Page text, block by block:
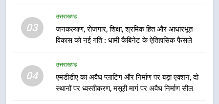
03
उत्तराखण्ड
जनकल्याण, रोजगार, शिक्षा, श्रमिक हित और आधारभूत
विकास को नई गति : धामी कैबिनेट के ऐतिहासिक फैसले
04
उत्तराखण्ड
एमडीडीए का अवैध प्लाटिंग और निर्माण पर बड़ा एक्शन, दो
स्थानों पर ध्वस्तीकरण, मसूरी मार्ग पर अवैध निर्माण सील
वाले महीनों में हजारों पदों पर की जाएगी
भर्ती
उत्तराखण्ड
दिल्ली-देहरादून आर्थिक कॉरिडोर से जुड़ी
12 किमी ग्रीनफील्ड बाईपास परियोजना